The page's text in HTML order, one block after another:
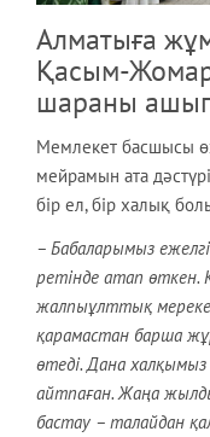
Алматыға
Қасым-
шараны
Мемлекет басшысы
мейрамын ата
бір ел, бір халық
– Бабаларымыз
ретінде атап өткен.
жалпыұлттық
қарамастан барша
өтеді. Дана
айтпаған. Жаңа
бастау – талайдан